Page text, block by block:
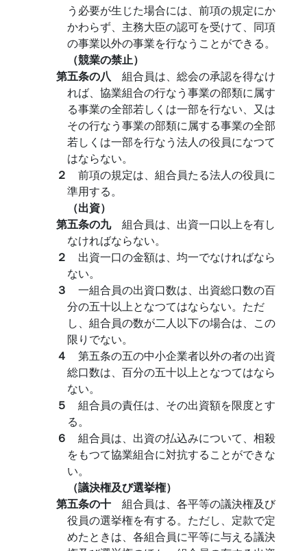
う必要が生じた場合には、前項の規定にか
かわらず、主務大臣の認可を受けて、同項
の事業以外の事業を行なうことができる。
（競業の禁止）
第五条の八 組合員は、総会の承認を得なけ
れば、協業組合の行なう事業の部類に属す
る事業の全部若しくは一部を行ない、又は
その行なう事業の部類に属する事業の全部
若しくは一部を行なう法人の役員になつて
はならない。
２ 前項の規定は、組合員たる法人の役員に
準用する。
（出資）
第五条の九 組合員は、出資一口以上を有し
なければならない。
２ 出資一口の金額は、均一でなければなら
ない。
３ 一組合員の出資口数は、出資総口数の百
分の五十以上となつてはならない。ただ
し、組合員の数が二人以下の場合は、この
限りでない。
４ 第五条の五の中小企業者以外の者の出資
総口数は、百分の五十以上となつてはなら
ない。
５ 組合員の責任は、その出資額を限度とす
る。
６ 組合員は、出資の払込みについて、相殺
をもつて協業組合に対抗することができな
い。
（議決権及び選挙権）
第五条の十 組合員は、各平等の議決権及び
役員の選挙権を有する。ただし、定款で定
めたときは、各組合員に平等に与える議決